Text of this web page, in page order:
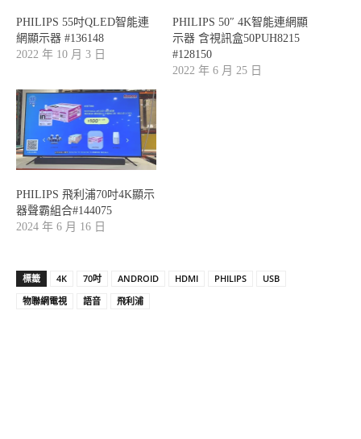
PHILIPS 55吋QLED智能連
網顯示器 #136148
2022 年 10 月 3 日
PHILIPS 50″ 4K智能連網顯
示器 含視訊盒50PUH8215
#128150
2022 年 6 月 25 日
PHILIPS 飛利浦70吋4K顯示
器聲霸組合#144075
2024 年 6 月 16 日
標籤 4K 70吋 ANDROID HDMI PHILIPS
USB
物聯網電視
語音 飛利浦